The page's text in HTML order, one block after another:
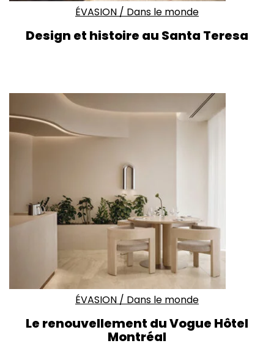
ÉVASION / Dans le monde
Design et histoire au Santa Teresa
ÉVASION / Dans le monde
Le renouvellement du Vogue Hôtel
Montréal